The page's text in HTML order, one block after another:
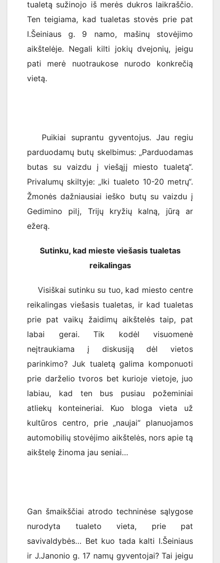
tualetą sužinojo iš merės dukros laikraščio.
Ten teigiama, kad tualetas stovės prie pat
I.Šeiniaus g. 9 namo, mašinų stovėjimo
aikštelėje. Negali kilti jokių dvejonių, jeigu
pati merė nuotraukose nurodo konkrečią
vietą.
Puikiai suprantu gyventojus. Jau regiu
parduodamų butų skelbimus: „Parduodamas
butas su vaizdu į viešąjį miesto tualetą“.
Privalumų skiltyje: „Iki tualeto 10-20 metrų“.
Žmonės dažniausiai ieško butų su vaizdu į
Gedimino pilį, Trijų kryžių kalną, jūrą ar
ežerą.
Sutinku, kad mieste viešasis tualetas
reikalingas
Visiškai sutinku su tuo, kad miesto centre
reikalingas viešasis tualetas, ir kad tualetas
prie pat vaikų žaidimų aikštelės taip, pat
labai gerai. Tik kodėl visuomenė
neįtraukiama į diskusiją dėl vietos
parinkimo? Juk tualetą galima komponuoti
prie darželio tvoros bet kurioje vietoje, juo
labiau, kad ten bus pusiau požeminiai
atliekų konteineriai. Kuo bloga vieta už
kultūros centro, prie „naujai“ planuojamos
automobilių stovėjimo aikštelės, nors apie tą
aikštelę žinoma jau seniai…
Gan šmaikščiai atrodo techninėse sąlygose
nurodyta tualeto vieta, prie pat
savivaldybės… Bet kuo tada kalti I.Šeiniaus
ir J.Janonio g. 17 namų gyventojai? Tai jeigu